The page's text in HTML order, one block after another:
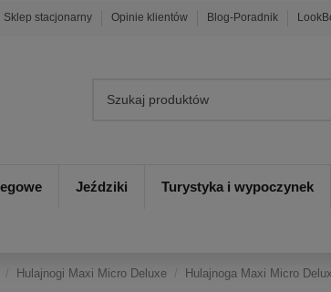
Sklep stacjonarny Opinie klientów Blog-Poradnik
Jeździki Turystyka i wypoczynek
Hulajnogi Maxi Micro Deluxe Hulajnoga Maxi Micro